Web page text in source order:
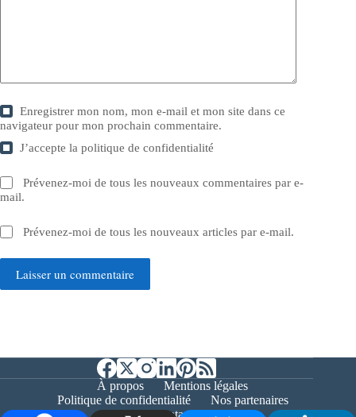
Enregistrer mon nom, mon e-mail et mon site dans ce
navigateur pour mon prochain commentaire.
J’accepte lapolitique de confidentialité
Prévenez-moi de tous les nouveaux commentaires par e-
mail.
Prévenez-moi de tous les nouveaux articles par e-mail.
Laisser un commentaire
À propos
Mentions légales
Politique de confidentialité
Nos partenaires
Contact